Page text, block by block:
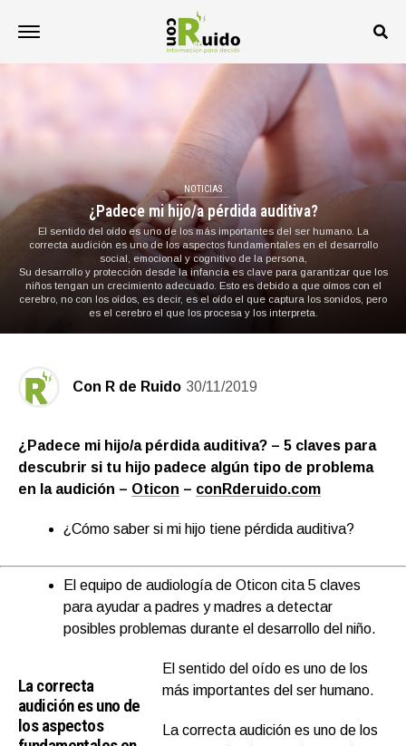
NOTICIAS
¿Padece mi hijo/a pérdida auditiva?
El sentido del oído es uno de los más importantes del ser humano. La
correcta audición es uno de los aspectos fundamentales en el desarrollo
social, emocional y cognitivo de la persona,
Su desarrollo y protección desde la infancia es clave para garantizar que los
niños tengan un crecimiento adecuado. Esto es debido a que oímos con el
cerebro, no con los oídos, es decir, es el oído el que captura los sonidos, pero
es el cerebro el que los procesa y los interpreta.
Con R de Ruido 30/11/2019
¿Padece mi hijo/a pérdida auditiva? – 5 claves para
descubrir si tu hijo padece algún tipo de problema
en la audición – Oticon – conRderuido.com
¿Cómo saber si mi hijo tiene pérdida auditiva?
El equipo de audiología de Oticon cita 5 claves
para ayudar a padres y madres a detectar
posibles problemas durante el desarrollo del niño.
La correcta
audición es uno de
los aspectos
El sentido del oído es uno de los
más importantes del ser humano.
La correcta audición es uno de los